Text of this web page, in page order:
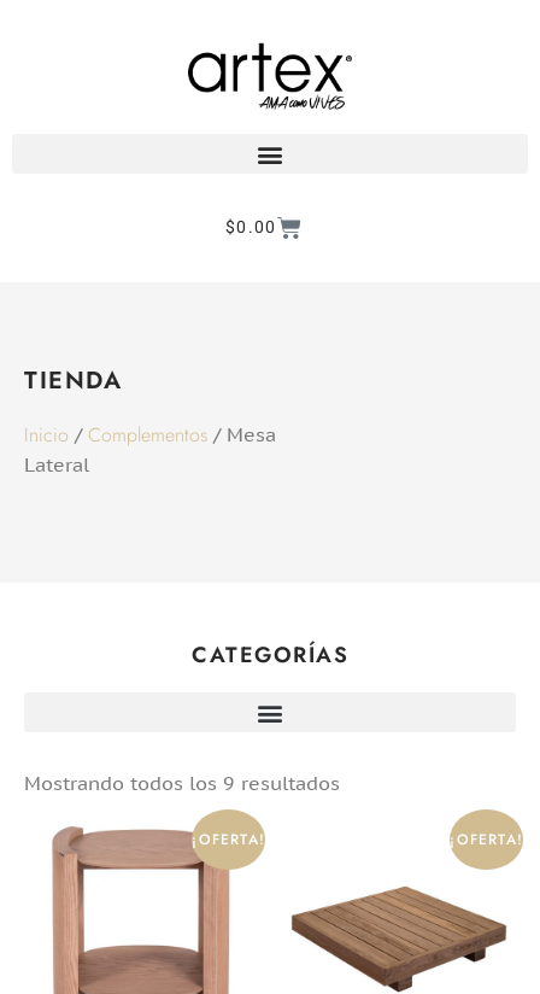
$0.00
TIENDA
Inicio / Complementos / Mesa
Lateral
Mostrando todos los 9 resultados
¡OFERTA! ¡OFERTA!
CATEGORÍAS